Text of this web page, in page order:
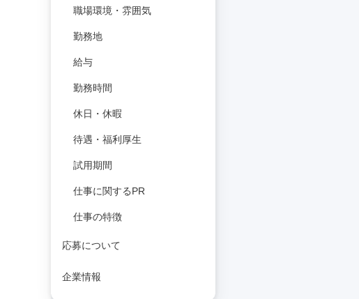
職場環境・雰囲気
勤務地
給与
勤務時間
休日・休暇
待遇・福利厚生
試用期間
仕事に関するPR
仕事の特徴
応募について
企業情報